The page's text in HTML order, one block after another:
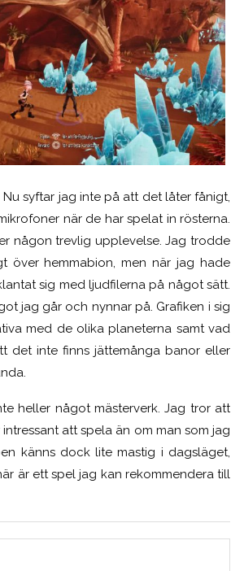
syftar jag inte på att det låter fånigt,
när de har spelat in rösterna.
någon trevlig upplevelse. Jag trodde
hemmabion, men när jag hade
sig med ljudfilerna på något sätt.
jag går och nynnar på. Grafiken i sig
med de olika planeterna samt vad
det inte finns jättemånga banor eller
heller något mästerverk. Jag tror att
att spela än om man som jag
känns dock lite mastig i dagsläget,
är ett spel jag kan rekommendera till